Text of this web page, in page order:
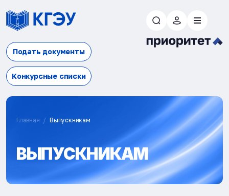
Подать документы
Конкурсные списки
Главная Выпускникам
ВЫПУСКНИКАМ